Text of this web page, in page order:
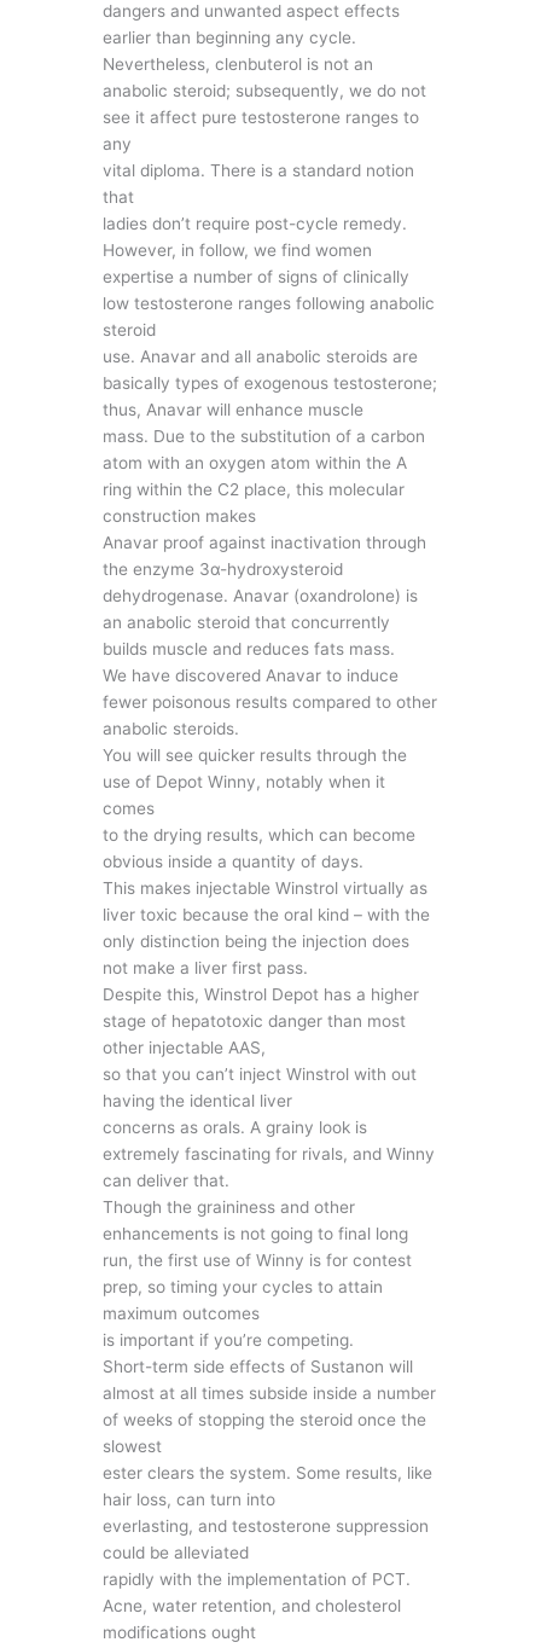
dangers and unwanted aspect effects
earlier than beginning any cycle.
Nevertheless, clenbuterol is not an
anabolic steroid; subsequently, we do not
see it affect pure testosterone ranges to
any
vital diploma. There is a standard notion
that
ladies don’t require post-cycle remedy.
However, in follow, we find women
expertise a number of signs of clinically
low testosterone ranges following anabolic
steroid
use. Anavar and all anabolic steroids are
basically types of exogenous testosterone;
thus, Anavar will enhance muscle
mass. Due to the substitution of a carbon
atom with an oxygen atom within the A
ring within the C2 place, this molecular
construction makes
Anavar proof against inactivation through
the enzyme 3α-hydroxysteroid
dehydrogenase. Anavar (oxandrolone) is
an anabolic steroid that concurrently
builds muscle and reduces fats mass.
We have discovered Anavar to induce
fewer poisonous results compared to other
anabolic steroids.
You will see quicker results through the
use of Depot Winny, notably when it
comes
to the drying results, which can become
obvious inside a quantity of days.
This makes injectable Winstrol virtually as
liver toxic because the oral kind – with the
only distinction being the injection does
not make a liver first pass.
Despite this, Winstrol Depot has a higher
stage of hepatotoxic danger than most
other injectable AAS,
so that you can’t inject Winstrol with out
having the identical liver
concerns as orals. A grainy look is
extremely fascinating for rivals, and Winny
can deliver that.
Though the graininess and other
enhancements is not going to final long
run, the first use of Winny is for contest
prep, so timing your cycles to attain
maximum outcomes
is important if you’re competing.
Short-term side effects of Sustanon will
almost at all times subside inside a number
of weeks of stopping the steroid once the
slowest
ester clears the system. Some results, like
hair loss, can turn into
everlasting, and testosterone suppression
could be alleviated
rapidly with the implementation of PCT.
Acne, water retention, and cholesterol
modifications ought